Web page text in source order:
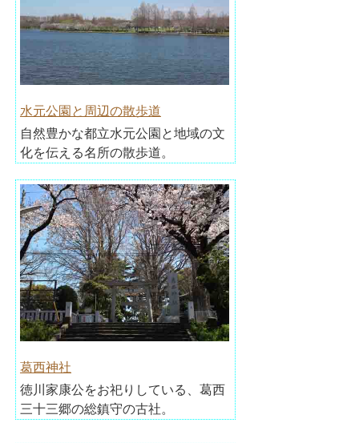
水元公園と周辺の散歩道
自然豊かな都立水元公園と地域の文
化を伝える名所の散歩道。
葛西神社
徳川家康公をお祀りしている、葛西
三十三郷の総鎮守の古社。